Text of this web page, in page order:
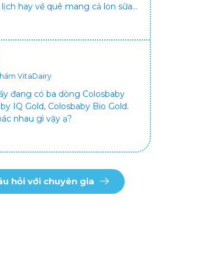
hay về quê mang cả lon sữa
mình không muốn đổi cho bé
VitaDairy
đang có ba dòng Colosbaby
IQ Gold, Colosbaby Bio Gold.
nhau gì vậy ạ?
hỏi với chuyên gia